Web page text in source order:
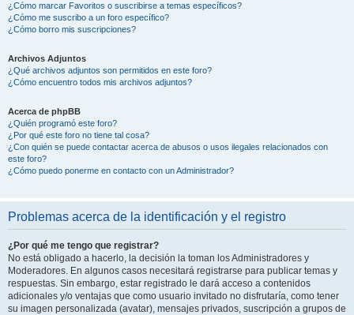
¿Cómo marcar Favoritos o suscribirse a temas específicos?
¿Cómo me suscribo a un foro específico?
¿Cómo borro mis suscripciones?
Archivos Adjuntos
¿Qué archivos adjuntos son permitidos en este foro?
¿Cómo encuentro todos mis archivos adjuntos?
Acerca de phpBB
¿Quién programó este foro?
¿Por qué este foro no tiene tal cosa?
¿Con quién se puede contactar acerca de abusos o usos ilegales relacionados con
este foro?
¿Cómo puedo ponerme en contacto con un Administrador?
Problemas acerca de la identificación y el registro
¿Por qué me tengo que registrar?
No está obligado a hacerlo, la decisión la toman los Administradores y
Moderadores. En algunos casos necesitará registrarse para publicar temas y
respuestas. Sin embargo, estar registrado le dará acceso a contenidos
adicionales y/o ventajas que como usuario invitado no disfrutaría, como tener
su imagen personalizada (avatar), mensajes privados, suscripción a grupos de